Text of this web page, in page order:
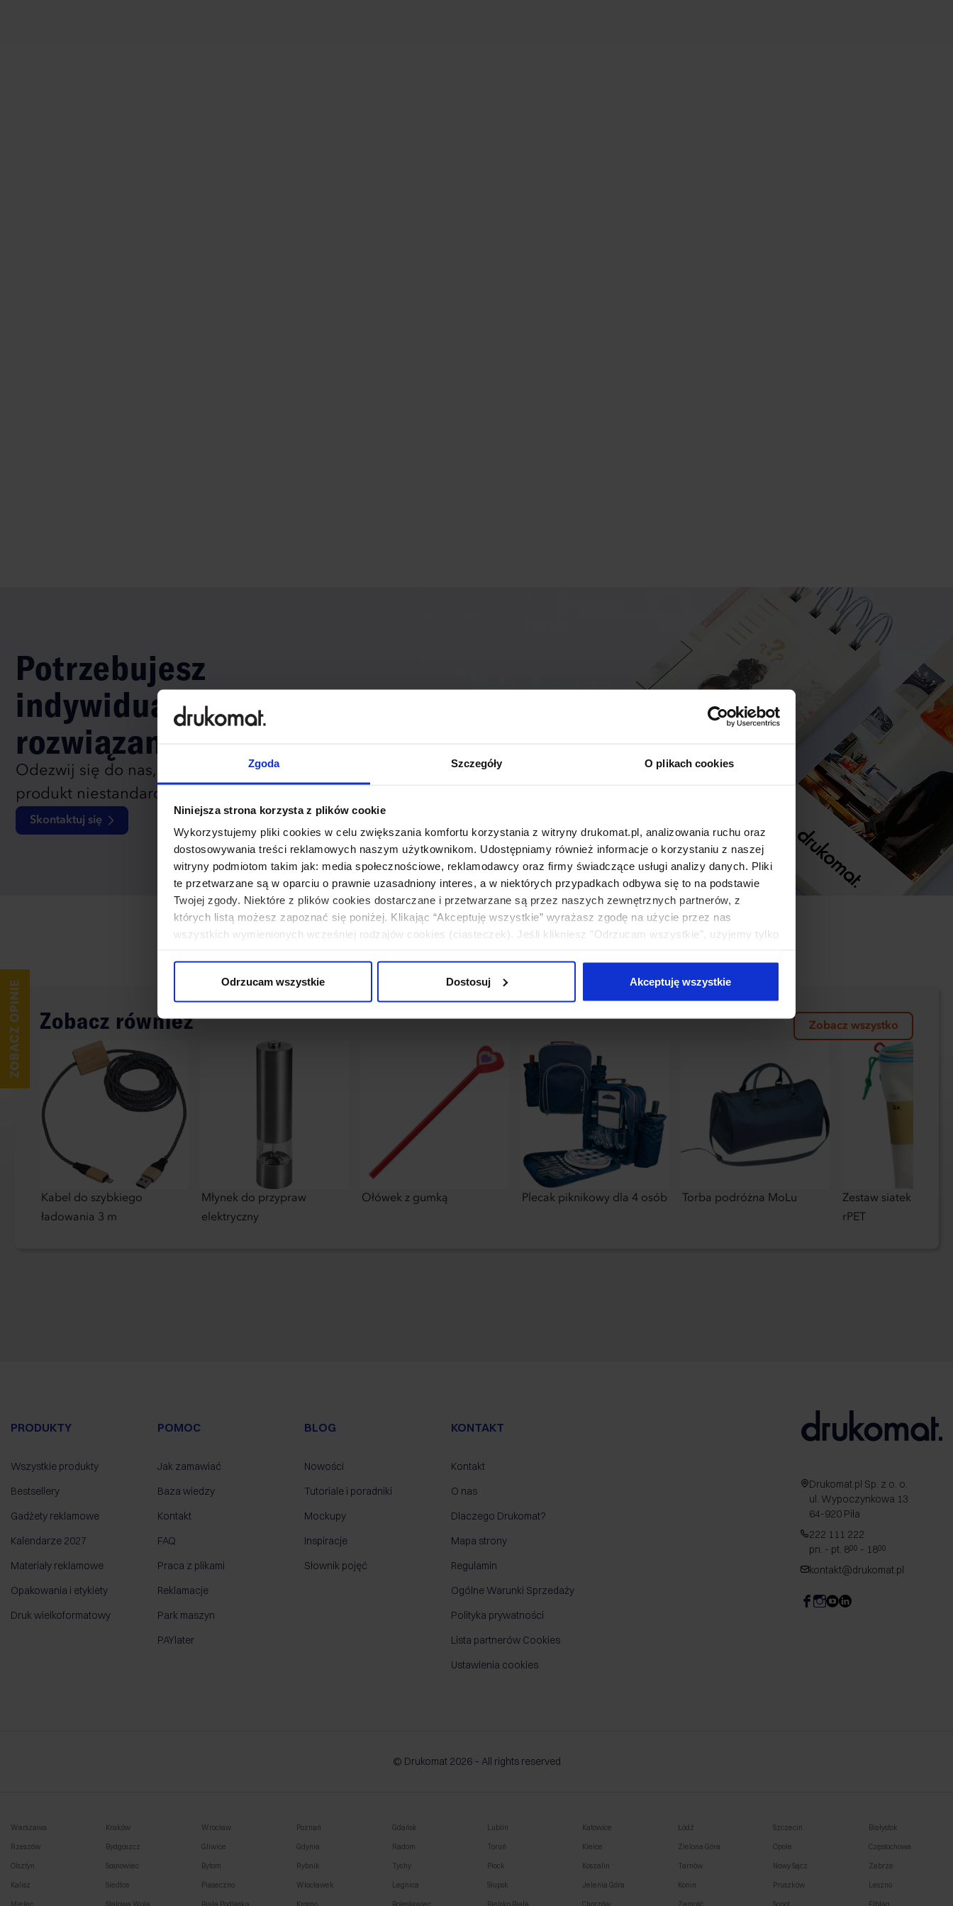
Zgoda Szczegóły O plikach cookies
Niniejsza strona korzysta z plików cookie
Wykorzystujemy pliki cookies w celu zwiększania komfortu korzystania z witryny drukomat.pl, analizowania ruchu oraz
dostosowywania treści reklamowych naszym użytkownikom. Udostępniamy również informacje o korzystaniu z naszej
witryny podmiotom takim jak: media społecznościowe, reklamodawcy oraz firmy świadczące usługi analizy danych. Pliki
te przetwarzane są w oparciu o prawnie uzasadniony interes, a w niektórych przypadkach odbywa się to na podstawie
Twojej zgody. Niektóre z plików cookies dostarczane i przetwarzane są przez naszych zewnętrznych partnerów, z
których listą możesz zapoznać się poniżej. Klikając “Akceptuję wszystkie” wyrażasz zgodę na użycie przez nas
wszystkich wymienionych wcześniej rodzajów cookies (ciasteczek). Jeśli klikniesz "Odrzucam wszystkie", użyjemy tylko
Odrzucam wszystkie
Dostosuj Akceptuję wszystkie
Potrzebujesz
indywidualnego
rozwiązania?
Odezwij się do nas, aby omówić
produkt niestandardowy.
Skontaktuj się
Zobacz również Zobacz wszystko
Kabel do szybkiego
ładowania 3 m
Młynek do przypraw
elektryczny
Ołówek z gumką Plecak piknikowy dla 4 osób Torba podróżna MoLu
Zestaw siatek na
rPET
PRODUKTY
Wszystkie produkty
Bestsellery
Gadżety reklamowe
Kalendarze 2027
Materiały reklamowe
Opakowania i etykiety
Druk wielkoformatowy
POMOC
Jak zamawiać
Baza wiedzy
Kontakt
FAQ
Praca z plikami
Reklamacje
Park maszyn
PAYlater
BLOG
Nowości
Tutoriale i poradniki
Mockupy
Inspiracje
Słownik pojęć
KONTAKT
Kontakt
O nas
Dlaczego Drukomat?
Mapa strony
Regulamin
Ogólne Warunki Sprzedaży
Polityka prywatności
Lista partnerów Cookies
Ustawienia cookies
Drukomat.pl Sp. z o. o.
ul. Wypoczynkowa 13
64-920 Piła
222 111 222
pn. - pt. 800 - 1800
kontakt@drukomat.pl
© Drukomat 2026 – All rights reserved
Warszawa Kraków Wrocław Poznań Gdańsk Lublin Katowice Łódź Szczecin Białystok
Rzeszów Bydgoszcz Gliwice Gdynia Radom Toruń Kielce Zielona Góra Opole Częstochowa
Olsztyn Sosnowiec Bytom Rybnik Tychy Płock Koszalin Tarnów Nowy Sącz Zabrze
Kalisz Siedlce Piaseczno Włocławek Legnica Słupsk Jelenia Góra Konin Pruszków Leszno